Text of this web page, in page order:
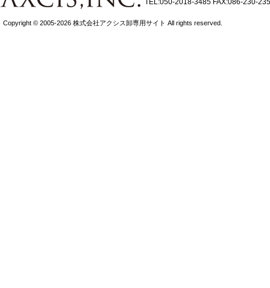
Copyright © 2005-2026 株式会社アクシス卸専用サイト All rights reserved.